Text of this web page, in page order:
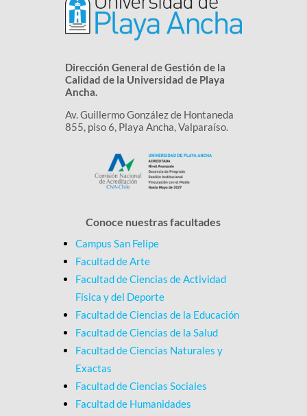
Dirección General de Gestión de la
Calidad de la Universidad de Playa
Ancha.
Av. Guillermo González de Hontaneda
855, piso 6, Playa Ancha, Valparaíso.
Conoce nuestras facultades
Campus San Felipe
Facultad de Arte
Facultad de Ciencias de Actividad
Física y del Deporte
Facultad de Ciencias de la Educación
Facultad de Ciencias de la Salud
Facultad de Ciencias Naturales y
Exactas
Facultad de Ciencias Sociales
Facultad de Humanidades